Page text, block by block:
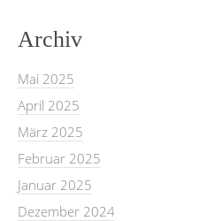
Archiv
Mai 2025
April 2025
März 2025
Februar 2025
Januar 2025
Dezember 2024